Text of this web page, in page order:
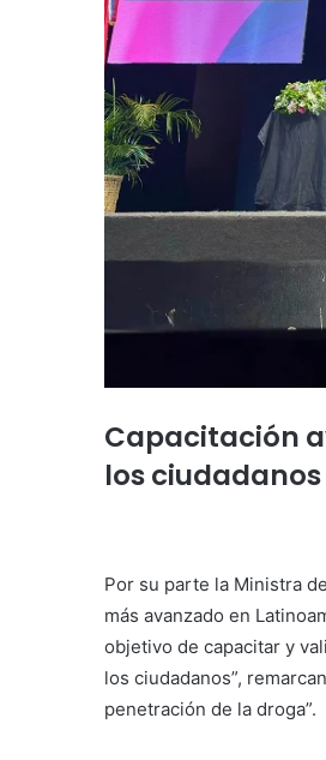
Capacitación
los ciudadanos
Por su parte la Ministra
más avanzado en
objetivo de capacitar y
los ciudadanos”,
penetración de la droga”.